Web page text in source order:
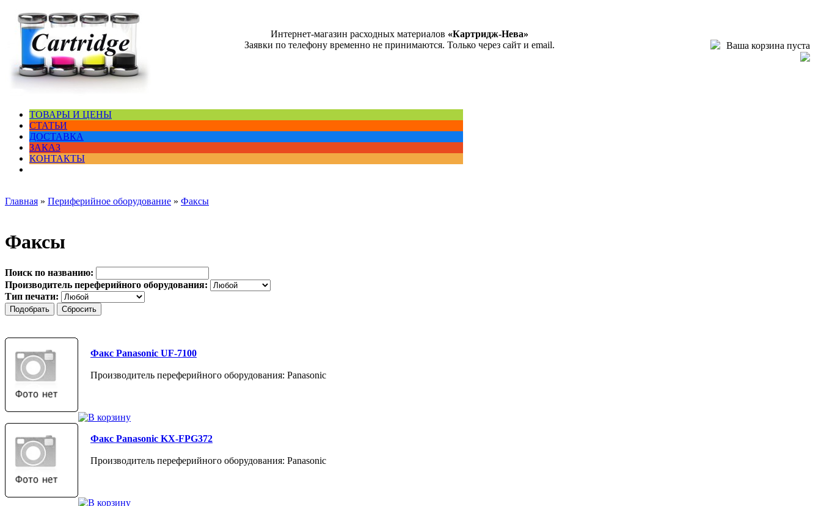
Интернет-магазин расходных материалов «Картридж-Нева»
Заявки по телефону временно не принимаются. Только через сайт и email.
Ваша корзина пуста
ТОВАРЫ И ЦЕНЫ
СТАТЬИ
ДОСТАВКА
ЗАКАЗ
КОНТАКТЫ
Главная » Периферийное оборудование » Факсы
Факсы
Поиск по названию:
Производитель переферийного оборудования:
Тип печати:
Факс Panasonic UF-7100
Производитель переферийного оборудования: Panasonic
Факс Panasonic KX-FPG372
Производитель переферийного оборудования: Panasonic